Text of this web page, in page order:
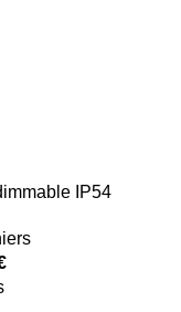
IP54